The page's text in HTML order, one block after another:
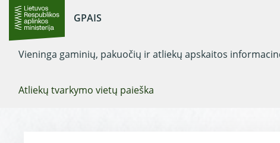
GPAIS
Vieninga gaminių, pakuočių ir atliekų apskaitos
Atliekų tvarkymo vietų paieška